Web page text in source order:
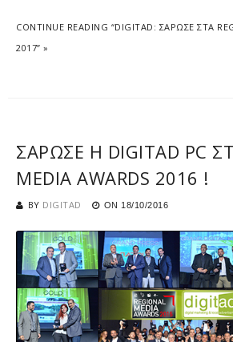
CONTINUE READING “DIGITAD: ΣΑΡΩΣΕ ΣΤΑ
2017” »
ΣΑΡΩΣΕ Η DIGITAD PC
MEDIA AWARDS 2016 !
BY DIGITAD ON 18/10/2016